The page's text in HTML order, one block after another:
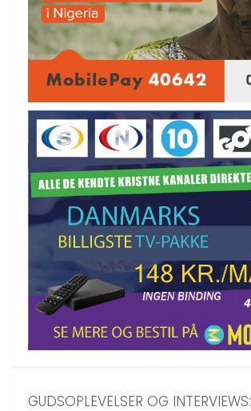
GUDSOPLEVELSER OG INTERVIEWS: